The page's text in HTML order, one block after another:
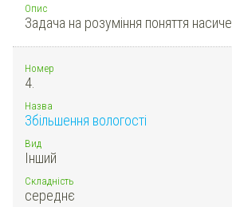
Опис
Задача на розуміння поняття
Номер
4.
Назва
Збільшення вологості
Вид
Інший
Складність
середнє